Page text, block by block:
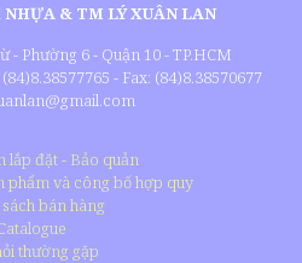
NHỰA & TM LÝ XUÂN LAN
- Phường 6 - Quận 10 - TP.HCM
- Fax: (84)8.38570677
lắp đặt - Bảo quản
phẩm và công bố hợp quy
bán hàng
thường gặp